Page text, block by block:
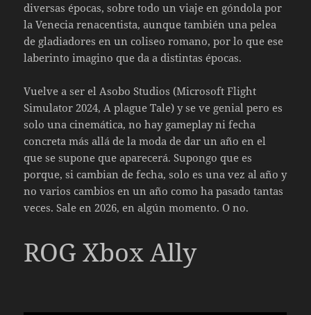
diversas épocas, sobre todo un viaje en góndola por
la Venecia renacentista, aunque también una pelea
de gladiadores en un coliseo romano, por lo que ese
laberinto imagino que da a distintas épocas.
Vuelve a ser el Asobo Studios (Microsoft Flight
Simulator 2024, A plague Tale) y se ve genial pero es
solo una cinemática, no hay gameplay ni fecha
concreta más allá de la moda de dar un año en el
que se supone que aparecerá. Supongo que es
porque, si cambian de fecha, solo es una vez al año y
no varios cambios en un año como ha pasado tantas
veces. Sale en 2026, en algún momento. O no.
ROG Xbox Ally